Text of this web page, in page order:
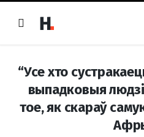
“Усе хто
выпадковыя
тое, як скараў